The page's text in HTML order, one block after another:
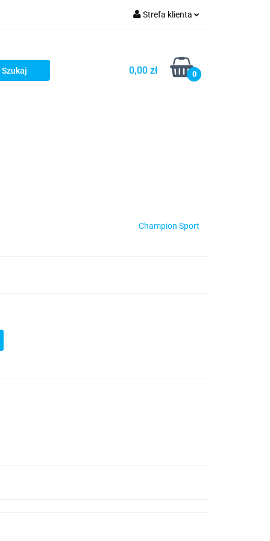
Strefa klienta
Zarejestruj się
Dodaj zgłoszenie
0,00 zł 0
Champion Sport